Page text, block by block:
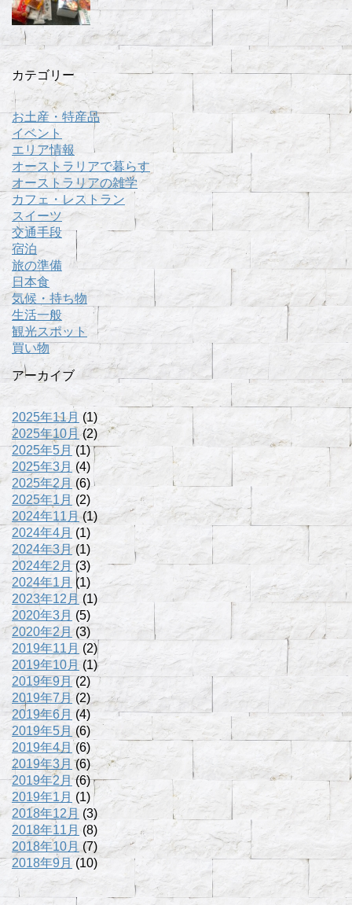
カテゴリー
お土産・特産品
イベント
エリア情報
オーストラリアで暮らす
オーストラリアの雑学
カフェ・レストラン
スイーツ
交通手段
宿泊
旅の準備
日本食
気候・持ち物
生活一般
観光スポット
買い物
アーカイブ
2025年11月 (1)
2025年10月 (2)
2025年5月(1)
2025年3月 (4)
2025年2月 (6)
2025年1月 (2)
2024年11月(1)
2024年4月 (1)
2024年3月(1)
2024年2月(3)
2024年1月 (1)
2023年12月 (1)
2020年3月 (5)
2020年2月 (3)
2019年11月 (2)
2019年10月 (1)
2019年9月 (2)
2019年7月 (2)
2019年6月 (4)
2019年5月 (6)
2019年4月 (6)
2019年3月 (6)
2019年2月(6)
2019年1月 (1)
2018年12月 (3)
2018年11月 (8)
2018年10月 (7)
2018年9月 (10)